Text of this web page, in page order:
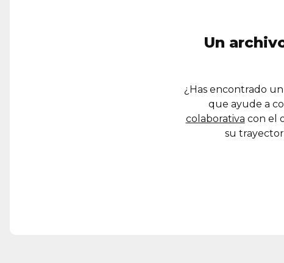
Un
¿Has encontrado
que ayude a
colaborativa con el
su